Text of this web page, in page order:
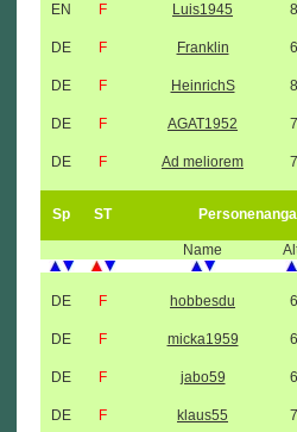
EN F Luis1945
DE F Franklin
DE F HeinrichS
DE F AGAT1952
DE F Ad meliorem
Sp ST
Name
DE F hobbesdu
DE F micka1959
DE F jabo59
DE F klaus55